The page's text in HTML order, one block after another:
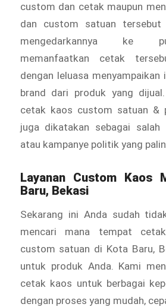
custom dan cetak maupun
dan custom satuan tersebut
mengedarkannya ke
memanfaatkan cetak
dengan leluasa menyampaikan
brand dari produk yang
cetak kaos custom satuan &
juga dikatakan sebagai
atau kampanye politik yang
Layanan Custom Kaos
Baru, Bekasi
Sekarang ini Anda sudah
mencari mana tempat
custom satuan di Kota Baru,
untuk produk Anda. Kami
cetak kaos untuk berbagai
dengan proses yang mudah,